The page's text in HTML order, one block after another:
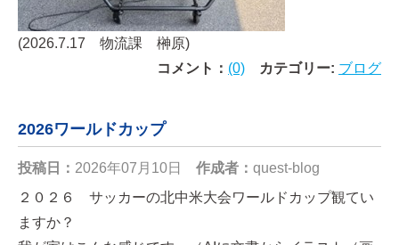
(2026.7.17 物流課 榊原)
コメント： (0) カテゴリー: ブログ
2026ワールドカップ
投稿日： 2026年07月10日 作成者： quest-blog
２０２６ サッカーの北中米大会ワールドカップ観てい
ますか？